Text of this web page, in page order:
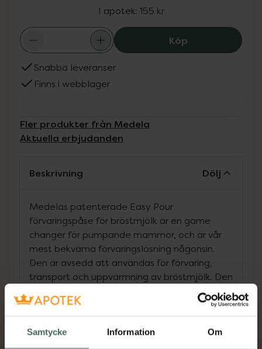
Samtycke Information Om
I apotek: 155 kr
KöpMedela Easy
Snabba leveranser
Finns i webblager
Fler produkter från Medela
Aktuella erbjudanden
Beskrivning Dölj
Medelas patenterade Easy Pour
förvaringspåse för bröstmjölk är en game
changer för pumpande mammor, och är vår
mest bekväma förvaringslösning någonsin.
Den är avsedd att användas för förvaring,
transport och uppvärmning av bröstmjölk. Den
unika designen gör att du kan hälla med en
hand utan spill. Designen garanterar ett 10
gånger bättre skydd av den värdefulla
mjölken genom bättre syrebarriär jämfört
med Medelas tidigare